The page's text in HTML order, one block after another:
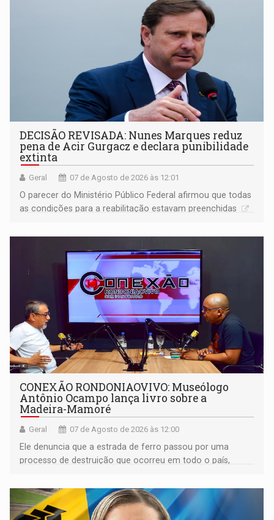
DECISÃO REVISADA: Nunes Marques reduz
pena de Acir Gurgacz e declara punibilidade
extinta
Geral 07 de Agosto de 2026 às 12:01
O parecer do Ministério Público Federal afirmou que todas
as condições para a reabilitação estavam preenchidas
CONEXÃO RONDONIAOVIVO: Museólogo
Antônio Ocampo lança livro sobre a
Madeira-Mamoré
Geral 07 de Agosto de 2026 às 12:00
Ele denuncia que a estrada de ferro passou por uma
processo de destruição que ocorreu em todo o país,